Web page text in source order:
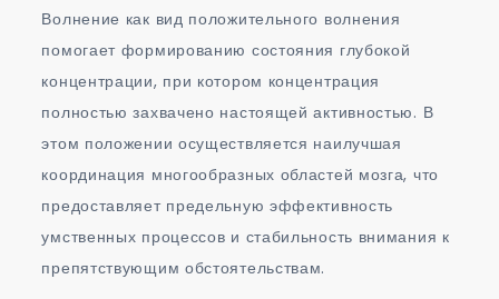
Волнение как вид положительного волнения
помогает формированию состояния глубокой
концентрации, при котором концентрация
полностью захвачено настоящей активностью. В
этом положении осуществляется наилучшая
координация многообразных областей мозга, что
предоставляет предельную эффективность
умственных процессов и стабильность внимания к
препятствующим обстоятельствам.